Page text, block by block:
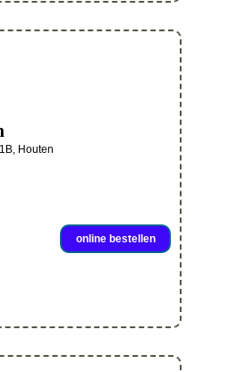
Houten
online bestellen